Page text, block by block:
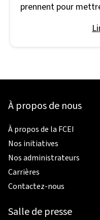
prennent pour
renseignements
et pour infiltrer les
votre système de
À propos de nous
À propos de la FCEI
Nos initiatives
Nos administrateurs
Carrières
Contactez-nous
Salle de presse